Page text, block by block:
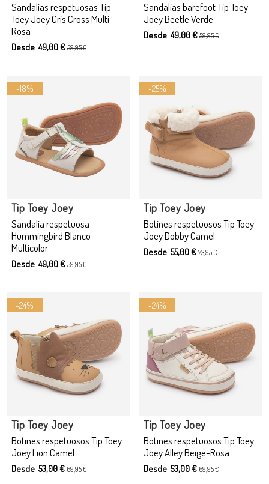
Sandalias respetuosas Tip
Toey Joey Cris Cross Multi
Rosa
Desde 49,00 €59,95 €
Sandalias barefoot Tip Toey
Joey Beetle Verde
Desde 49,00 € 59,95 €
-18%
Sandalia respetuosa
Hummingbird Blanco-
Multicolor
Tip Toey Joey
Desde 49,00 €59,95 €
-25%
Botines respetuosos Tip Toey
Joey Dobby Camel
Tip Toey Joey
Desde 55,00 € 73,95 €
-24%
Botines respetuosos Tip Toey
Joey Lion Camel
Tip Toey Joey
Desde 53,00 €69,95 €
-24%
Botines respetuosos Tip Toey
Joey Alley Beige-Rosa
Tip Toey Joey
Desde 53,00 € 69,95 €